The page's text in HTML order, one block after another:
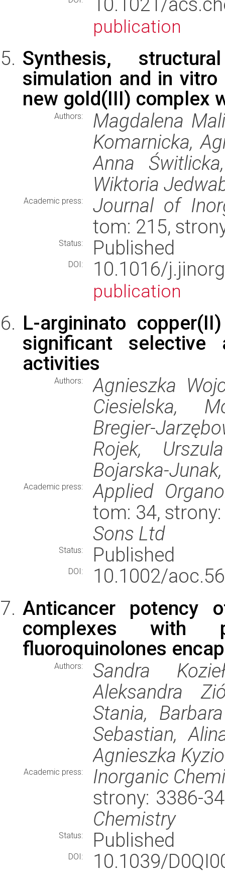
publication
Synthesis,
simulation and in
new gold(III) complex
Authors:
Magdalena
Komarnicka,
Anna
Wiktoria
Academic press:
Journal of
tom: 215,
Status: Published
DOI: 10.1016/
publication
L-argininato
significant selective
activities
Authors:
Agnieszka
Ciesielska,
Bregier-
Rojek,
Bojarska-
Academic press:
Applied
tom: 34,
Sons Ltd
Status: Published
DOI:
10.1002/
Anticancer potency
complexes with
fluoroquinolones
Authors:
Sandra
Aleksandra
Stania,
Sebastian,
Agnieszka
Academic press:
Inorganic
strony: 3386-
Chemistry
Status: Published
DOI:
10.1039/